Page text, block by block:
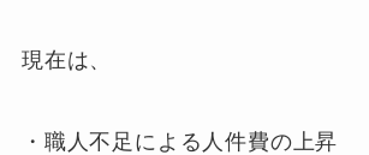
現在は、
・職人不足による人件費の上昇